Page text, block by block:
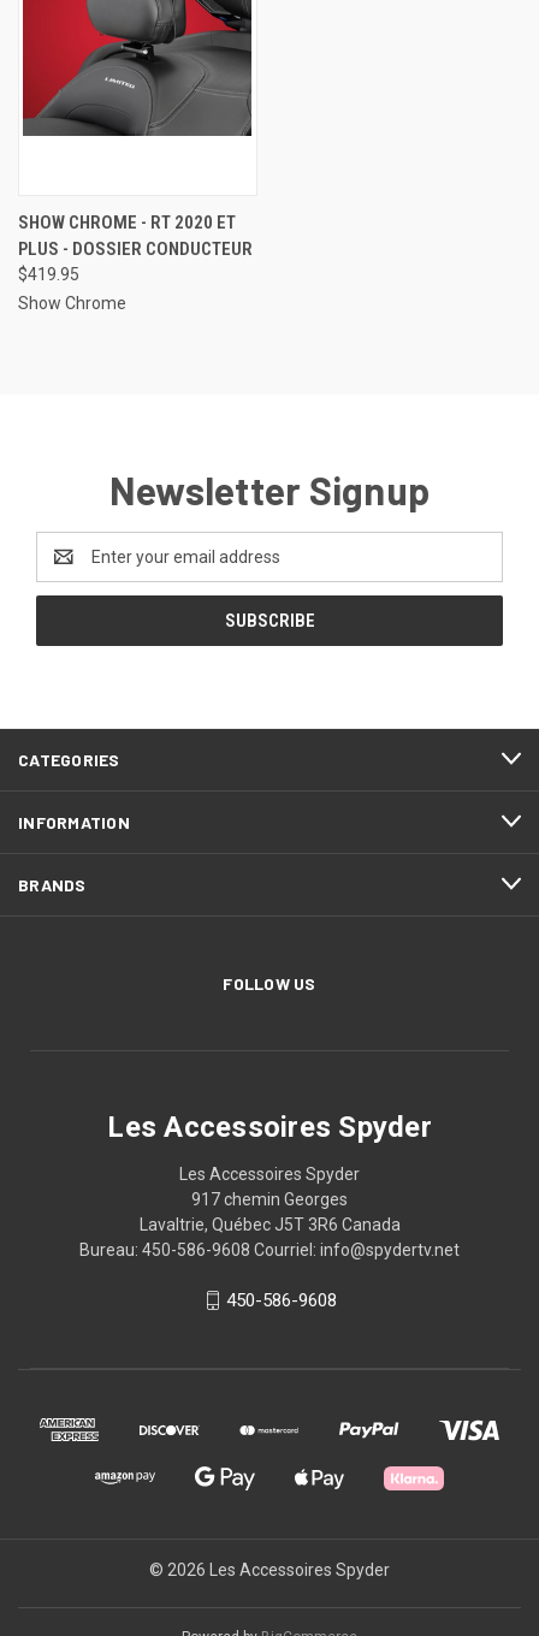
SHOW CHROME - RT 2020 ET
PLUS - DOSSIER CONDUCTEUR
$419.95
Show Chrome
Newsletter Signup
Address
CATEGORIES
INFORMATION
BRANDS
FOLLOW US
Les Accessoires Spyder
Les Accessoires Spyder
917 chemin Georges
Lavaltrie, Québec J5T 3R6 Canada
Bureau: 450-586-9608 Courriel: info@spydertv.net
450-586-9608
© 2026 Les Accessoires Spyder